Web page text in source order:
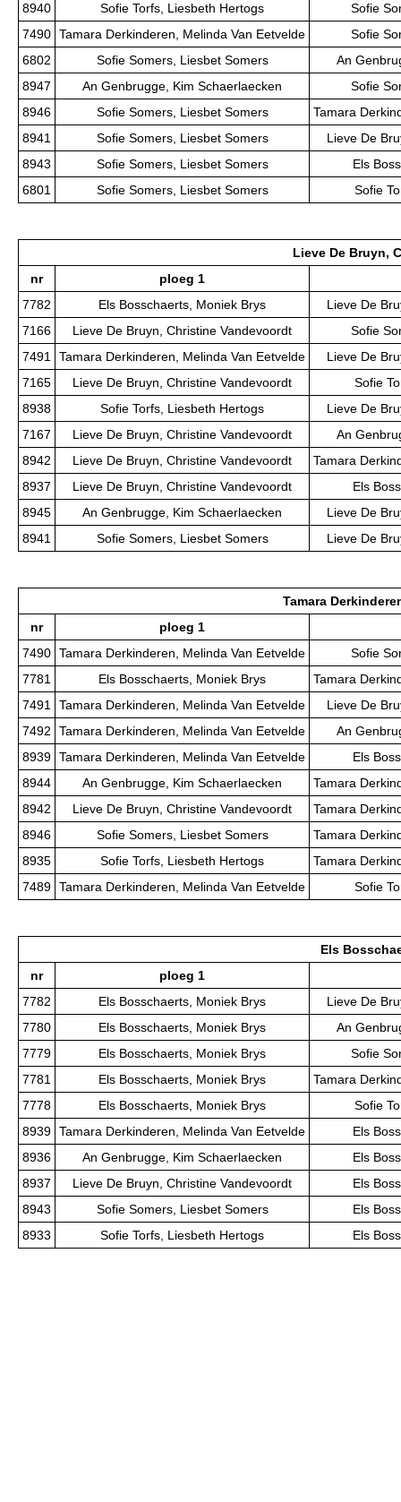
8940
Sofie Torfs, Liesbeth Hertogs
Sofie
7490 Tamara Derkinderen, Melinda Van Eetvelde
Sofie
6802
Sofie Somers, Liesbet Somers
An
8947
An Genbrugge, Kim Schaerlaecken
Sofie
8946
Sofie Somers, Liesbet Somers
Tamara
8941
Sofie Somers, Liesbet Somers
Lieve De
8943
Sofie Somers, Liesbet Somers
Els
6801
Sofie Somers, Liesbet Somers Sofie
Lieve De Bruyn,
nr
ploeg 1
7782
Els Bosschaerts, Moniek Brys
Lieve De
7166
Lieve De Bruyn, Christine Vandevoordt
Sofie
7491 Tamara Derkinderen, Melinda Van Eetvelde
Lieve De
7165
Lieve De Bruyn, Christine Vandevoordt
Sofie
8938
Sofie Torfs, Liesbeth Hertogs
Lieve De
7167
Lieve De Bruyn, Christine Vandevoordt
An
8942
Lieve De Bruyn, Christine Vandevoordt
Tamara
8937
Lieve De Bruyn, Christine Vandevoordt
Els
8945
An Genbrugge, Kim Schaerlaecken
Lieve De
8941
Sofie Somers, Liesbet Somers Lieve De
Tamara
nr
ploeg 1
7490 Tamara Derkinderen, Melinda Van Eetvelde
Sofie
7781
Els Bosschaerts, Moniek Brys
Tamara
7491 Tamara Derkinderen, Melinda Van Eetvelde
Lieve De
7492
Tamara Derkinderen, Melinda Van Eetvelde
An
8939 Tamara Derkinderen, Melinda Van Eetvelde
Els
8944
An Genbrugge, Kim Schaerlaecken
Tamara
8942
Lieve De Bruyn, Christine Vandevoordt
Tamara
8946
Sofie Somers, Liesbet Somers
Tamara
8935
Sofie Torfs, Liesbeth Hertogs
Tamara
7489 Tamara Derkinderen, Melinda Van Eetvelde Sofie
Els
nr
ploeg 1
7782
Els Bosschaerts, Moniek Brys
Lieve De
7780
Els Bosschaerts, Moniek Brys
An
7779
Els Bosschaerts, Moniek Brys
Sofie
7781
Els Bosschaerts, Moniek Brys
Tamara
7778
Els Bosschaerts, Moniek Brys
Sofie
8939 Tamara Derkinderen, Melinda Van Eetvelde
Els
8936
An Genbrugge, Kim Schaerlaecken
Els
8937
Lieve De Bruyn, Christine Vandevoordt
Els
8943
Sofie Somers, Liesbet Somers
Els
8933
Sofie Torfs, Liesbeth Hertogs Els